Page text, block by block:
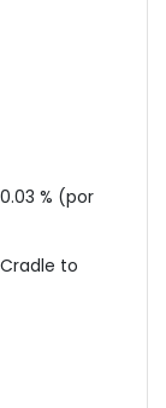
% (por
to